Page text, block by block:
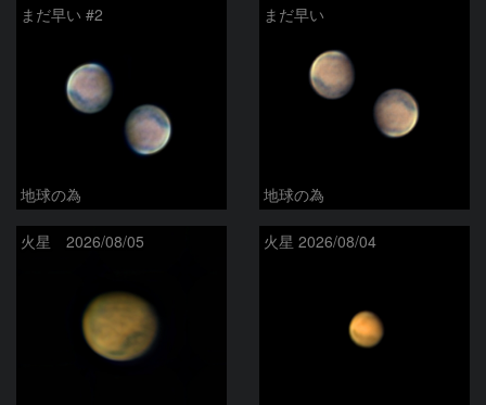
まだ早い #2
地球の為
まだ早い
地球の為
火星 2026/08/05 火星 2026/08/04